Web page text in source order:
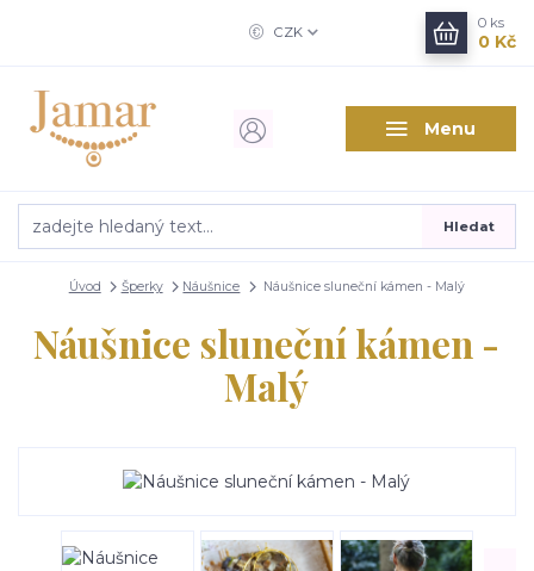
Menu
CZK
Hledat
0 ks
0 Kč
Úvod Šperky Náušnice Náušnice sluneční kámen - Malý
Náušnice sluneční kámen -
Malý